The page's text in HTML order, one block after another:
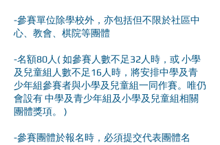
-參賽單位除學校外，亦包括但不限於社區中
心、教會、棋院等團體
-名額80人( 如參賽人數不足32人時，或 小學
及兒童組人數不足16人時，將安排中學及青
少年組參賽者與小學及兒童組一同作賽。唯仍
會設有 中學及青少年組及小學及兒童組相關
團體獎項。 )
-參賽團體於報名時，必須提交代表團體名